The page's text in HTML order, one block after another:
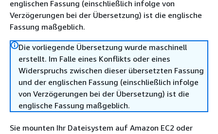
englischen Fassung (einschließlich infolge von
Verzögerungen bei der Übersetzung) ist die englische
Fassung maßgeblich.
Die vorliegende Übersetzung wurde maschinell
erstellt. Im Falle eines Konflikts oder eines
Widerspruchs zwischen dieser übersetzten Fassung
und der englischen Fassung (einschließlich infolge
von Verzögerungen bei der Übersetzung) ist die
englische Fassung maßgeblich.
Sie mounten Ihr Dateisystem auf Amazon EC2 oder